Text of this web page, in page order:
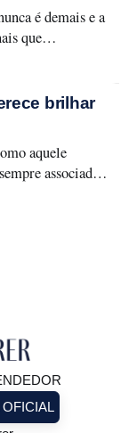
é demais e a
que
e
a forma como
brilhar
aquele
associado a
especiais. A
OFICIAL